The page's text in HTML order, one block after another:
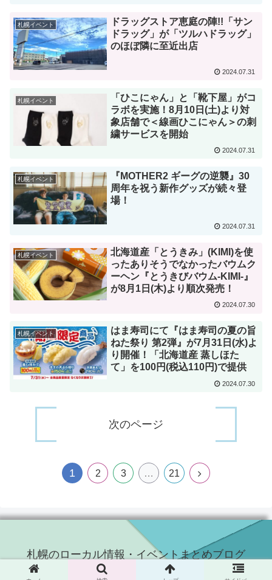
札幌イベント
ドラッグストア恵庭の陣!!「サン
ドラッグ」が「ツルハドラッグ」
のほぼ隣に至近出店
2024.07.31
札幌イベント
「ひこにゃん」と「靴下屋」がコ
ラボを実施！8月10日(土)より対
象店舗で＜線画ひこにゃん＞の刺
繍サービスを開始
2024.07.31
札幌イベント
『MOTHER2 ギーグの逆襲』30
周年を祝う新作グッズが続々登
場！
2024.07.31
札幌イベント
北海道産「とうきみ」(KIMI)を使
ったありそうでなかったバウムク
ーヘン『とうきびバウム-KIMI-』
が8月1日(木)より順次発売！
2024.07.30
札幌イベント
はま寿司にて『はま寿司の夏の旨
ねた祭り 第2弾』が7月31日(水)よ
り開催！「北海道産 蒸しほた
て」を100円(税込110円)で提供
2024.07.30
次のページ
1 2 3 … 21
次
札幌のローカル情報・イベントまとめブログ
© 2021 札幌のローカル情報・イベントまとめブログ.